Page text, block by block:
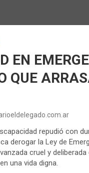
EN
QUE
repudió con
derogar la Ley de
cruel y
una vida digna.